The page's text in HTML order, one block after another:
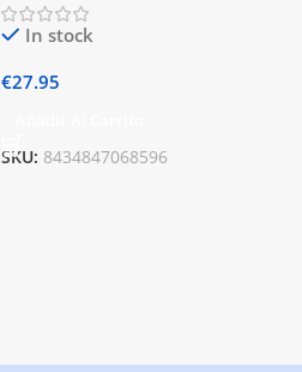
In stock
€27.95
SKU: 8434847068596